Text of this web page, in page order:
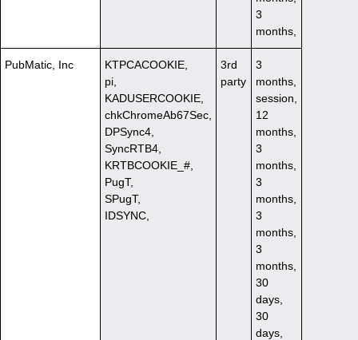
3
months,
PubMatic, Inc
KTPCACOOKIE,
pi,
KADUSERCOOKIE,
chkChromeAb67Sec,
DPSync4,
SyncRTB4,
KRTBCOOKIE_#,
PugT,
SPugT,
IDSYNC,
3rd
party
3
months,
session,
12
months,
3
months,
3
months,
3
months,
3
months,
30
days,
30
days,